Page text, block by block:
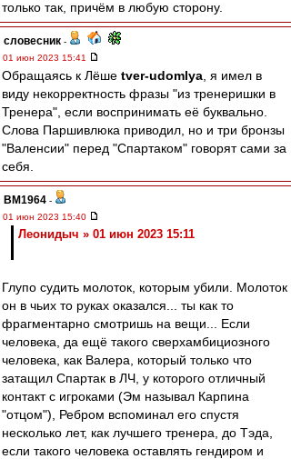
только так, причём в любую сторону.
словесник -
01 июн 2023 15:41
Обращаясь к Лёше tver-udomlya , я имел в
виду некорректность фразы "из тренеришки в
Тренера", если воспринимать её буквально.
Слова Паршивлюка приводил, но и три бронзы
"Валенсии" перед "Спартаком" говорят сами за
себя.
BM1964 -
01 июн 2023 15:40
Леонидыч » 01 июн 2023 15:11
Глупо судить молоток, которым убили. Молоток
он в чьих то руках оказался... ты как то
фрагментарно смотришь на вещи... Если
человека, да ещё такого сверхамбициозного
человека, как Валера, который только что
затащил Спартак в ЛЧ, у которого отличный
контакт с игроками (Эм называл Карпина
"отцом"), Ребром вспоминал его спустя
несколько лет, как лучшего тренера, до Тэда,
если такого человека оставлять гендиром и